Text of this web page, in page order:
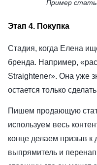
Пример
Этап 4. Покупка
Стадия, когда Елена
бренда. Например,
Straightener». Она уже
остается только
Пишем продающую
используем весь
конце делаем призыв к
выпрямитель и